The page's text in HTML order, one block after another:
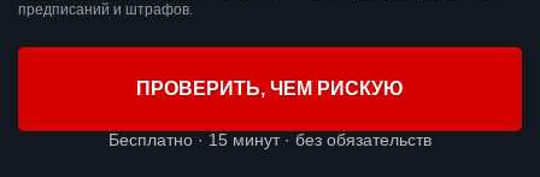
предписаний и штрафов.
ПРОВЕРИТЬ, ЧЕМ РИСКУЮ
Бесплатно · 15 минут · без обязательств